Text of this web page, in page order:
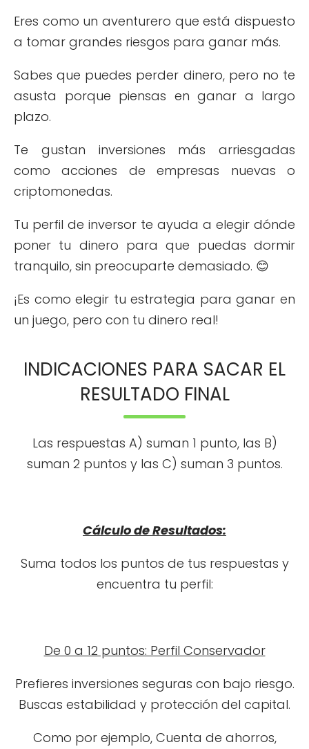
Eres como un aventurero que está dispuesto
a tomar grandes riesgos para ganar más.
Sabes que puedes perder dinero, pero no te
asusta porque piensas en ganar a largo
plazo.
Te gustan inversiones más arriesgadas
como acciones de empresas nuevas o
criptomonedas.
Tu perfil de inversor te ayuda a elegir dónde
poner tu dinero para que puedas dormir
tranquilo, sin preocuparte demasiado. 😊
¡Es como elegir tu estrategia para ganar en
un juego, pero con tu dinero real!
INDICACIONES PARA SACAR EL
RESULTADO FINAL
Las respuestas A) suman 1 punto, las B)
suman 2 puntos y las C) suman 3 puntos.
Cálculo de Resultados:
Suma todos los puntos de tus respuestas y
encuentra tu perfil:
De 0 a 12 puntos: Perfil Conservador
Prefieres inversiones seguras con bajo riesgo.
Buscas estabilidad y protección del capital.
Como por ejemplo, Cuenta de ahorros,